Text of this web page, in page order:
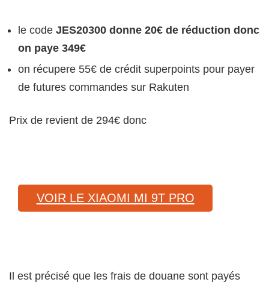
le code JES20300 donne 20€ de réduction donc
on paye 349€
on récupere 55€ de crédit superpoints pour payer
de futures commandes sur Rakuten
Prix de revient de 294€ donc
VOIR LE XIAOMI MI 9T PRO
Il est précisé que les frais de douane sont payés